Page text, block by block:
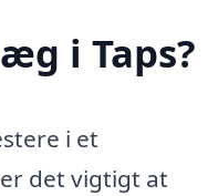
i Taps?
i et
det vigtigt at